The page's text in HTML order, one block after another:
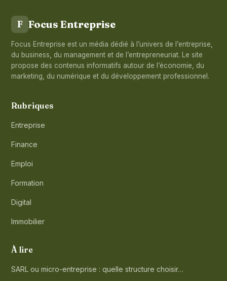
F Focus Entreprise
Focus Entreprise est un média dédié à l’univers de l’entreprise,
du business, du management et de l’entrepreneuriat. Le site
propose des contenus informatifs autour de l’économie, du
marketing, du numérique et du développement professionnel.
Rubriques
Entreprise
Finance
Emploi
Formation
Digital
Immobilier
À lire
SARL ou micro-entreprise : quelle structure choisir…